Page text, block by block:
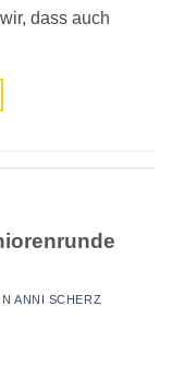
dass auch
ANNI SCHERZ